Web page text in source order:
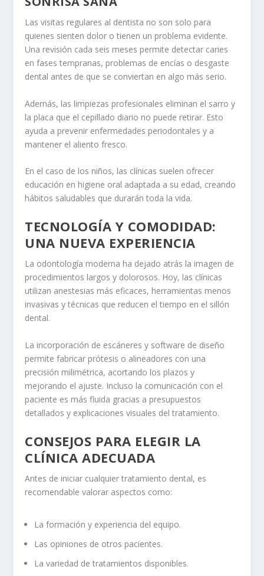
Las visitas regulares al dentista no son solo para
quienes sienten dolor o tienen un problema evidente.
Una revisión cada seis meses permite detectar caries
en fases tempranas, problemas de encías o desgaste
dental antes de que se conviertan en algo más serio.
Además, las limpiezas profesionales eliminan el sarro y
la placa que el cepillado diario no puede retirar. Esto
ayuda a prevenir enfermedades periodontales y a
mantener el aliento fresco.
En el caso de los niños, las clínicas suelen ofrecer
educación en higiene oral adaptada a su edad, creando
hábitos saludables que durarán toda la vida.
TECNOLOGÍA Y COMODIDAD:
UNA NUEVA EXPERIENCIA
La odontología moderna ha dejado atrás la imagen de
procedimientos largos y dolorosos. Hoy, las clínicas
utilizan anestesias más eficaces, herramientas menos
invasivas y técnicas que reducen el tiempo en el sillón
dental.
La incorporación de escáneres y software de diseño
permite fabricar prótesis o alineadores con una
precisión milimétrica, acortando los plazos y
mejorando el ajuste. Incluso la comunicación con el
paciente es más fluida gracias a presupuestos
detallados y explicaciones visuales del tratamiento.
CONSEJOS PARA ELEGIR LA
CLÍNICA ADECUADA
Antes de iniciar cualquier tratamiento dental, es
recomendable valorar aspectos como:
La formación y experiencia del equipo.
Las opiniones de otros pacientes.
La variedad de tratamientos disponibles.